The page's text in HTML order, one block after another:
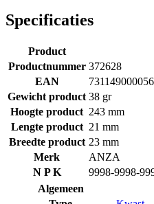
Specificaties
Product
Productnummer 372628
EAN
Gewicht product 38 gr
Hoogte product 243 mm
Lengte product 21 mm
Breedte product 23 mm
Merk
ANZA
N P K
9998-9998-
Algemeen